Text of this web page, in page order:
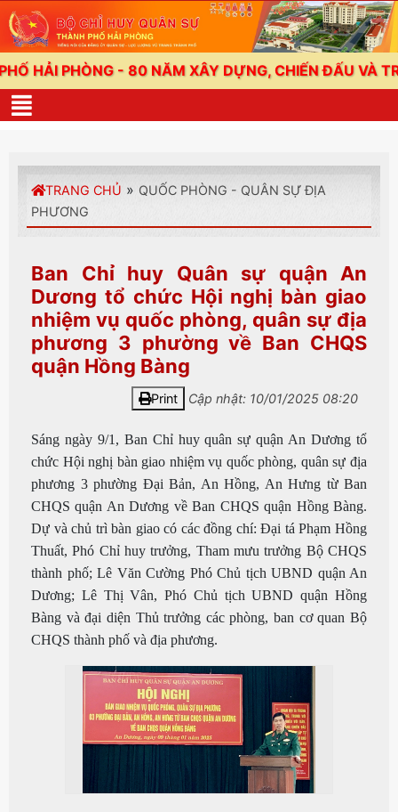
PHÒNG - 80 NĂM XÂY DỰNG, CHIẾN ĐẤU VÀ
TRANG CHỦ » QUỐC PHÒNG - QUÂN SỰ ĐỊA
PHƯƠNG
Ban Chỉ huy Quân sự quận An
Dương tổ chức Hội nghị bàn giao
nhiệm vụ quốc phòng, quân sự địa
phương 3 phường về Ban CHQS
quận Hồng Bàng
Print Cập nhật: 10/01/2025 08:20
Sáng ngày 9/1, Ban Chỉ huy quân sự quận An Dương tổ
chức Hội nghị bàn giao nhiệm vụ quốc phòng, quân sự địa
phương 3 phường Đại Bản, An Hồng, An Hưng từ Ban
CHQS quận An Dương về Ban CHQS quận Hồng Bàng.
Dự và chủ trì bàn giao có các đồng chí: Đại tá Phạm Hồng
Thuất, Phó Chỉ huy trưởng, Tham mưu trưởng Bộ CHQS
thành phố; Lê Văn Cường Phó Chủ tịch UBND quận An
Dương; Lê Thị Vân, Phó Chủ tịch UBND quận Hồng
Bàng và đại diện Thủ trưởng các phòng, ban cơ quan Bộ
CHQS thành phố và địa phương.